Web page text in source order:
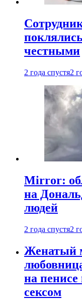
честными
2 года спустя2
Mirror:
на
людей
2 года спустя2
Женатый
на пенисе
сексом